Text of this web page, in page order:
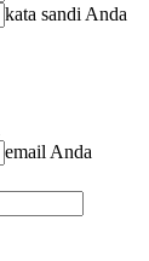
kata sandi Anda
email Anda